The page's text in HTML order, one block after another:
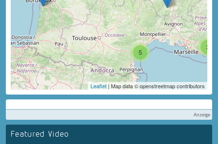
5
3
Leaflet| Map data © openstreetmap contributors
Anzeige
Featured Video